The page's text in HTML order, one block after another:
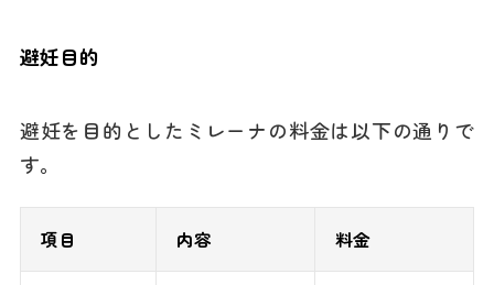
避妊目的
避妊を目的としたミレーナの料金は以下の通りで
す。
項目 内容 料金